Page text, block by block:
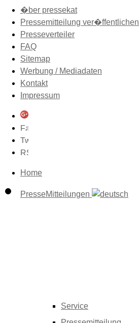
�ber pressekat
Pressemitteilung ver�ffentlichen
Presseverteiler
FAQ
Sitemap
Werbung / Mediadaten
Kontakt
Impressum
Home
PresseMitteilungen
Service